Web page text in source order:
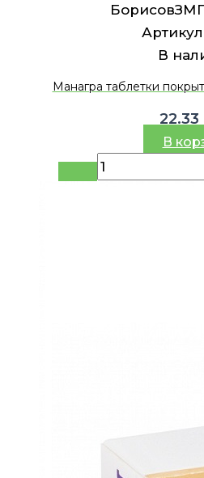
В
Манагра таблетки
22.33
В